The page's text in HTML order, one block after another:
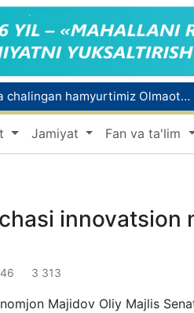
Bosh konsulxona ko‘magida insultga chalingan hamyurtimiz Olmaotadan yurtimizga qaytarildi
Qo‘qon YUNESKOning Media va axborot savodxonligi bo‘yicha Global alyansiga qo‘shildi
Gemodializ muolajasini oluvchi bemorlarning yo‘l xarajatlari davlat budjeti hisobidan qoplab berilishi mumkin
Jamiyat Fan va ta'lim
innovatsion
3 313
Majidov Oliy Majlis